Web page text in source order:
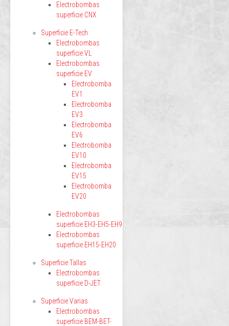
Electrobombas
superficie CNX
Superficie E-Tech
Electrobombas
superficie VL
Electrobombas
superficie EV
Electrobomba
EV1
Electrobomba
EV3
Electrobomba
EV6
Electrobomba
EV10
Electrobomba
EV15
Electrobomba
EV20
Electrobombas
superficie EH3-EH5-EH9
Electrobombas
superficie EH15-EH20
Superficie Tallas
Electrobombas
superficie D-JET
Superficie Varias
Electrobombas
superficie BEM-BET-